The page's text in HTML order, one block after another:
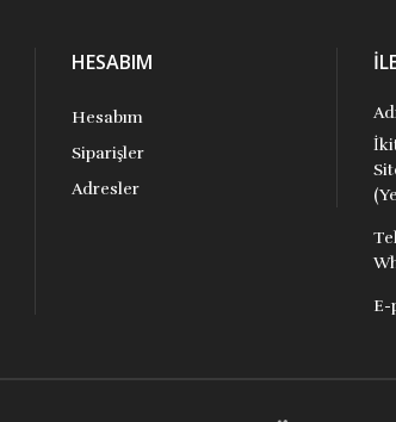
HESABIM
Hesabım
Siparişler
Adresler
E-